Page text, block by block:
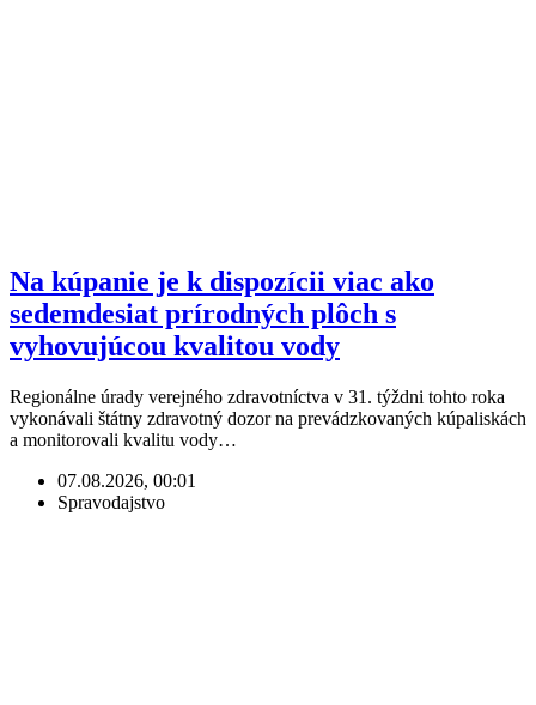
Na kúpanie je k dispozícii viac ako
sedemdesiat prírodných plôch s
vyhovujúcou kvalitou vody
Regionálne úrady verejného zdravotníctva v 31. týždni tohto roka
vykonávali štátny zdravotný dozor na prevádzkovaných kúpaliskách
a monitorovali kvalitu vody…
07.08.2026, 00:01
Spravodajstvo